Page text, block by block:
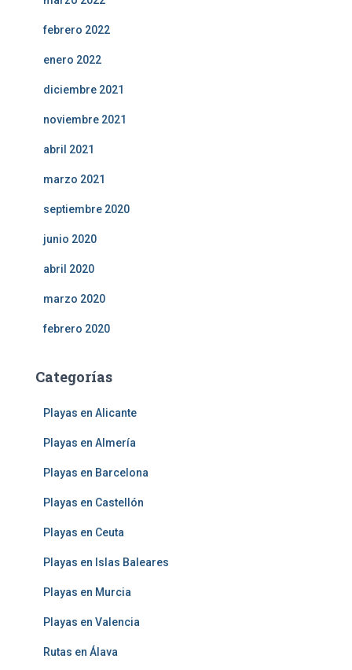
febrero 2022
enero 2022
diciembre 2021
noviembre 2021
abril 2021
marzo 2021
septiembre 2020
junio 2020
abril 2020
marzo 2020
febrero 2020
Categorías
Playas en Alicante
Playas en Almería
Playas en Barcelona
Playas en Castellón
Playas en Ceuta
Playas en Islas Baleares
Playas en Murcia
Playas en Valencia
Rutas en Álava